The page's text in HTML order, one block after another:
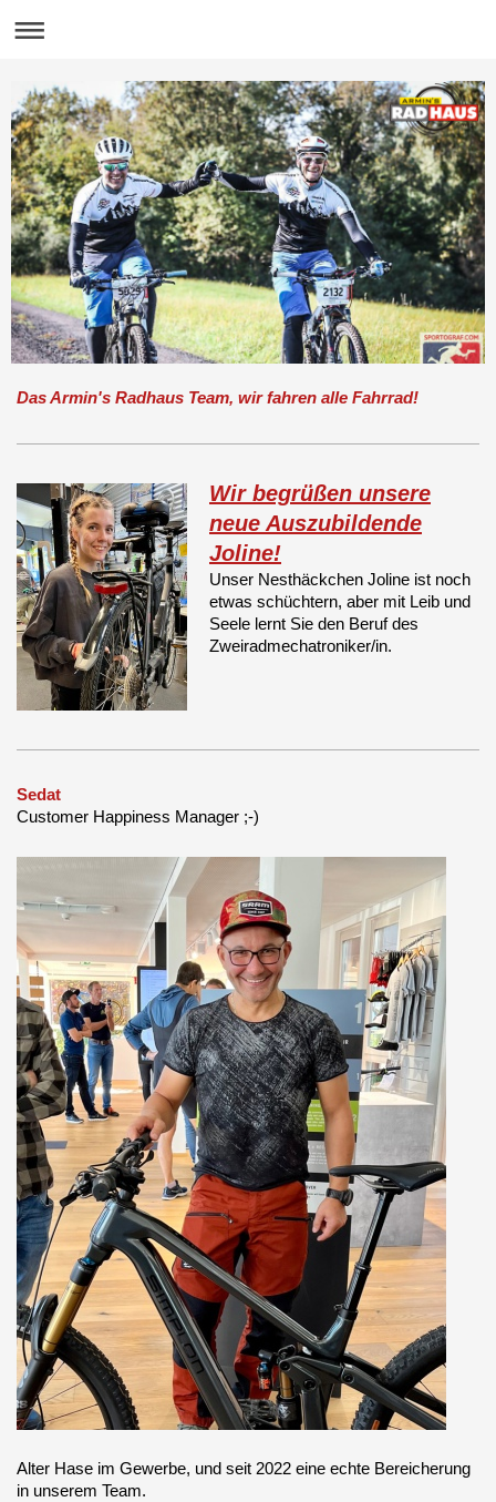
Das Armin's Radhaus Team, wir fahren alle Fahrrad!
Wir begrüßen unsere
neue Auszubildende
Joline!
Unser Nesthäckchen Joline ist noch
etwas schüchtern, aber mit Leib und
Seele lernt Sie den Beruf des
Zweiradmechatroniker/in.
Sedat
Customer Happiness Manager ;-)
Alter Hase im Gewerbe, und seit 2022 eine echte Bereicherung
in unserem Team.